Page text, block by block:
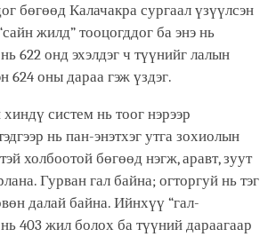
бөгөөд Калачакра сургаал үзүүлсэн
жилд” тооцогддог ба энэ нь
622 онд эхэлдэг ч түүнийг лалын
624 оны дараа гэж үздэг.
систем нь тоог нэрээр
нь пан-энэтхэг утга зохиолын
холбоотой бөгөөд нэгж, аравт, зуут
Гурван гал байна; огторгуй нь тэг
далай байна. Ийнхүү “гал-
403 жил болох ба түүний дараагаар